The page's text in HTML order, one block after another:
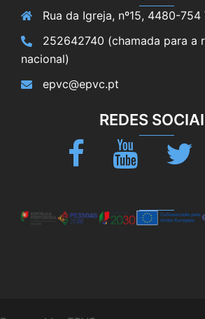
Rua da Igreja, nº15, 4480-
252642740 (chamada para a
nacional)
epvc@epvc.pt
REDES
Facebook Youtube